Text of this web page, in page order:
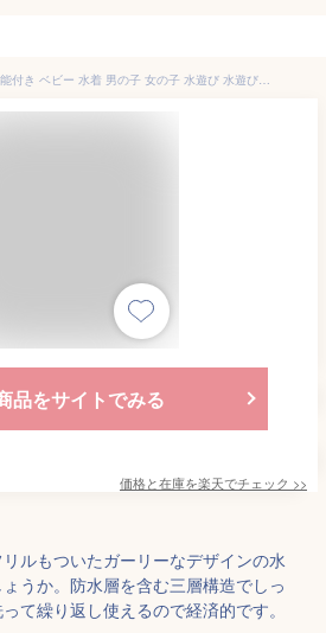
水遊びパンツ おむつ機能付き ベビー 水着 男の子 女の子 水遊び 水遊び用おむつ 赤ちゃん 80 90 繰り返し 使える 保育園 幼稚園 布 スイムパンツ ベビースイミング プール スプラッシュスター regalo piu rv027
品をサイトでみる
価格と在庫を楽天でチェック >>
ルもついたガーリーなデザインの水
うか。防水層を含む三層構造でしっ
て繰り返し使えるので経済的です。